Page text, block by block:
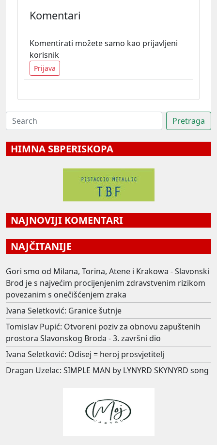
Komentari
Komentirati možete samo kao prijavljeni
korisnik
Prijava
HIMNA SBPERISKOPA
NAJNOVIJI KOMENTARI
NAJČITANIJE
Gori smo od Milana, Torina, Atene i Krakowa - Slavonski
Brod je s najvećim procijenjenim zdravstvenim rizikom
povezanim s onečišćenjem zraka
Ivana Seletković: Granice šutnje
Tomislav Pupić: Otvoreni poziv za obnovu zapuštenih
prostora Slavonskog Broda - 3. završni dio
Ivana Seletković: Odisej = heroj prosvjetitelj
Dragan Uzelac: SIMPLE MAN by LYNYRD SKYNYRD song